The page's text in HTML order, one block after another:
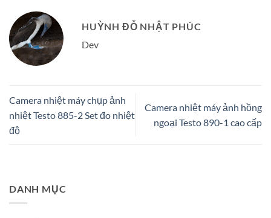
HUỲNH ĐỖ NHẬT PHÚC
Dev
Camera nhiệt máy chụp ảnh
nhiệt Testo 885-2 Set đo nhiệt
độ
Camera nhiệt máy ảnh hồng
ngoại Testo 890-1 cao cấp
DANH MỤC